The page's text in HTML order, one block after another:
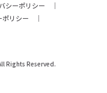
シーポリシー
ポリシー
Rights Reserved.